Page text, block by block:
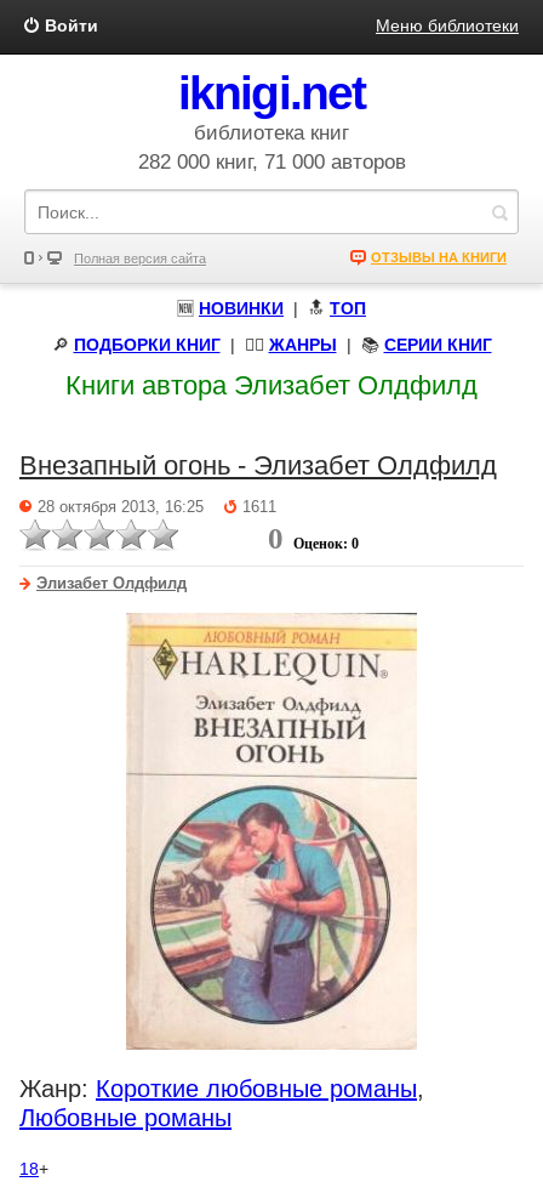
Войти Меню библиотеки
iknigi.net
библиотека книг
282 000 книг, 71 000 авторов
Полная версия сайта ОТЗЫВЫ НА КНИГИ
🆕 НОВИНКИ | 🔝 ТОП
🔎 ПОДБОРКИ КНИГ| 🧝‍♀️ ЖАНРЫ | 📚 СЕРИИ КНИГ
Книги автора Элизабет Олдфилд
Внезапный огонь - Элизабет Олдфилд
28 октября 2013, 16:25 1611
0 Оценок: 0
Элизабет Олдфилд
Жанр: Короткие любовные романы,
Любовные романы
18+